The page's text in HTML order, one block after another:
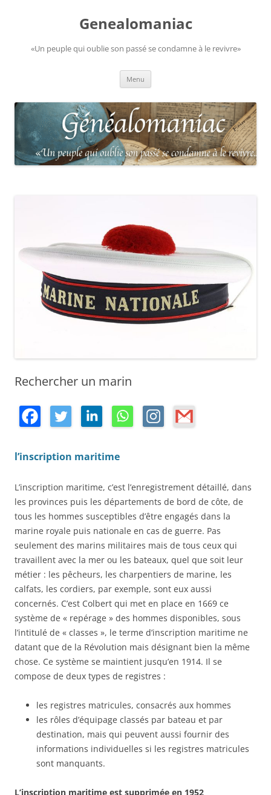
Genealomaniac
«Un peuple qui oublie son passé se condamne à le revivre»
Menu
Rechercher un marin
l’inscription maritime
L’inscription maritime, c’est l’enregistrement détaillé, dans
les provinces puis les départements de bord de côte, de
tous les hommes susceptibles d’être engagés dans la
marine royale puis nationale en cas de guerre. Pas
seulement des marins militaires mais de tous ceux qui
travaillent avec la mer ou les bateaux, quel que soit leur
métier : les pêcheurs, les charpentiers de marine, les
calfats, les cordiers, par exemple, sont eux aussi
concernés. C’est Colbert qui met en place en 1669 ce
système de « repérage » des hommes disponibles, sous
l’intitulé de « classes », le terme d’inscription maritime ne
datant que de la Révolution mais désignant bien la même
chose. Ce système se maintient jusqu’en 1914. Il se
compose de deux types de registres :
les registres matricules, consacrés aux hommes
les rôles d’équipage classés par bateau et par
destination, mais qui peuvent aussi fournir des
informations individuelles si les registres matricules
sont manquants.
L’inscription maritime est supprimée en 1952